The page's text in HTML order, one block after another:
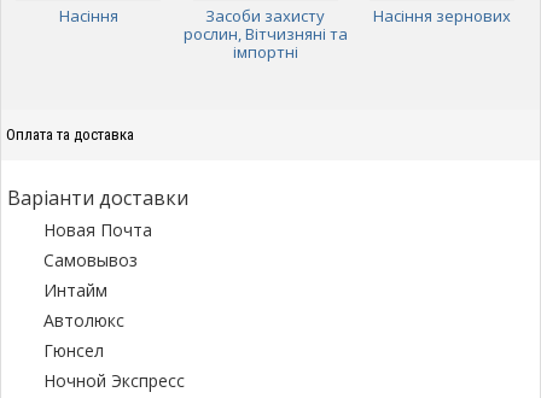
Насіння
Засоби захисту
рослин, Вітчизняні та
імпортні
Насіння зернових
Оплата та доставка
Варіанти доставки
Новая Почта
Самовывоз
Интайм
Автолюкс
Гюнсел
Ночной Экспресс